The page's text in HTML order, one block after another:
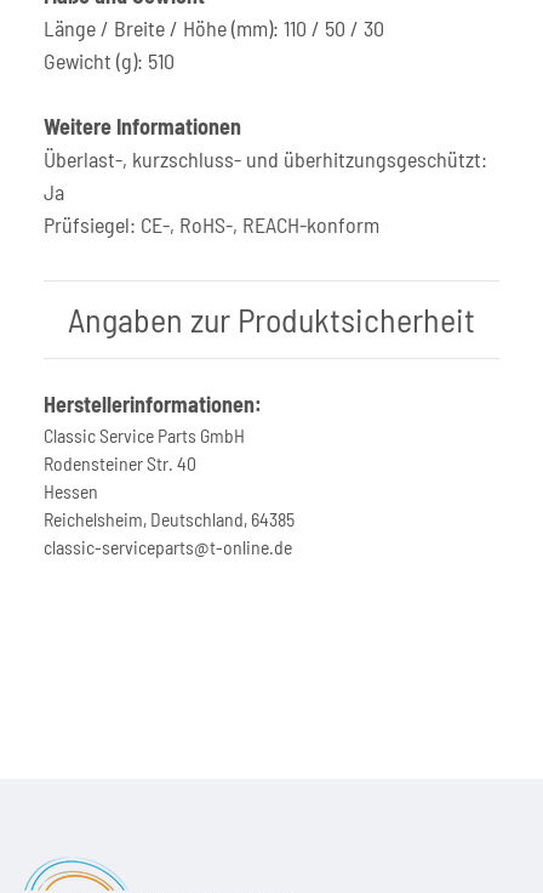
Länge / Breite / Höhe (mm): 110 / 50 / 30
Gewicht (g): 510
Weitere Informationen
Überlast-, kurzschluss- und überhitzungsgeschützt:
Ja
Prüfsiegel: CE-, RoHS-, REACH-konform
Angaben zur Produktsicherheit
Herstellerinformationen:
Classic Service Parts GmbH
Rodensteiner Str. 40
Hessen
Reichelsheim, Deutschland, 64385
classic-serviceparts@t-online.de